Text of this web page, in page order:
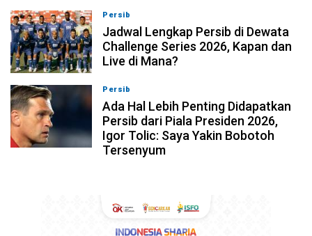
Persib
Jadwal Lengkap Persib di Dewata
Challenge Series 2026, Kapan dan
Live di Mana?
Persib
Ada Hal Lebih Penting Didapatkan
Persib dari Piala Presiden 2026,
Igor Tolic: Saya Yakin Bobotoh
Tersenyum